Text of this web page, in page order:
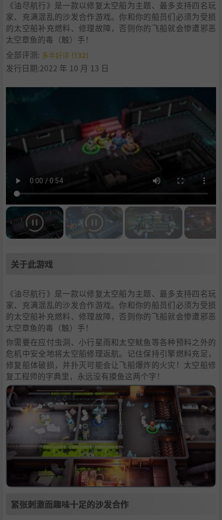
《油尽航行》是一款以修复太空船为主题、最多支持四名玩
家、充满混乱的沙发合作游戏。你和你的船员们必须为受损
的太空船补充燃料、修理故障，否则你的飞船就会惨遭邪恶
太空章鱼的毒（触）手！
全部评测: 多半好评 (132)
发行日期:2022 年 10 月 13 日
关于此游戏
《油尽航行》是一款以修复太空船为主题、最多支持四名玩
家、充满混乱的沙发合作游戏。你和你的船员们必须为受损
的太空船补充燃料、修理故障，否则你的飞船就会惨遭邪恶
太空章鱼的毒（触）手！
你需要在应付虫洞、小行星雨和太空鱿鱼等各种预料之外的
危机中安全地将太空船修理返航。记住保持引擎燃料充足，
修复船体破损，并扑灭可能会让飞船爆炸的火灾！太空船修
复工程师的字典里，永远没有摸鱼这两个字！
紧张刺激而趣味十足的沙发合作